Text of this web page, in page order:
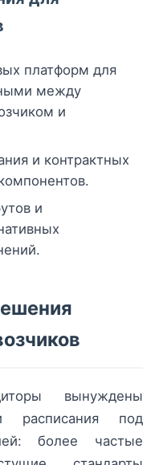
платформ для
между
и
и контрактных
и
вынуждены
расписания под
более частые